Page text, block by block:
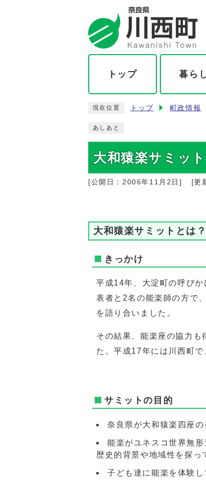
トップ 暮ら
現在位置 トップ 町政情報
あしあと
大和猿楽サミット
[公開日： 2006年11月2日 ] [更
大和猿楽サミットとは？
きっかけ
平成14年、大淀町の呼び
表者と2名の能楽師の方で
を語り合いました。
その結果、能楽座の協力
た。平成17年には川西町
サミットの目的
奈良県が大和猿楽四座
能楽がユネスコ世界無
歴史的背景や地域性を探っ
子ども達に能楽を体験